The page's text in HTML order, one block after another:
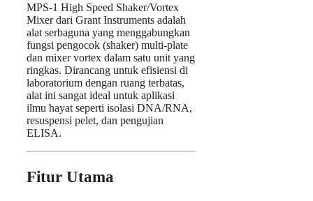
MPS-1 High Speed Shaker/Vortex
Mixer dari Grant Instruments adalah
alat serbaguna yang menggabungkan
fungsi pengocok (shaker) multi-plate
dan mixer vortex dalam satu unit yang
ringkas. Dirancang untuk efisiensi di
laboratorium dengan ruang terbatas,
alat ini sangat ideal untuk aplikasi
ilmu hayat seperti isolasi DNA/RNA,
resuspensi pelet, dan pengujian
ELISA.
Fitur Utama